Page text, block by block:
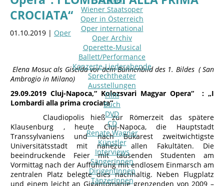
Wiener Staatsoper
Oper in Österreich
Oper international
Oper Archiv
Operette-Musical
Ballett/Performance
Konzerte-Liederabende
Sprechtheater
Ausstellungen
Film
Buch
DVD
CD
Renate Wagner
Künstler
Interviews
SängerInnen
DirigentInnen
TänzerInnen
CROCIATA“
01.10.2019 | Oper
Elena Mosuc als Giselda vor dem Bühnenbild des 1. Bildes ( San
Ambrogio in Milano)
29.09.2019 Cluj-Napoca,“ Kolozsvari Magyar Opera“ : „I
Lombardi alla prima crociata“
Claudiopolis hieß zur Römerzeit das spätere
Klausenburg , heute Cluj-Napoca, die Hauptstadt
Transsylvaniens und nach Bukarest zweitwichtigste
Universitätsstadt mit nahezu allen Fakultäten. Die
beeindruckende Feier mit tausenden Studenten am
Vormittag nach der Aufführung mit endlosem Einmarsch am
zentralen Platz belegte dies nachhaltig. Neben Flugplatz
und einem leicht an Gigantomanie grenzenden von 2009 –